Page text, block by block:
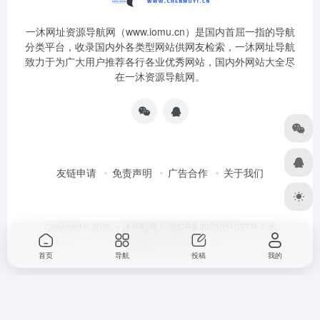
一沐网址资源导航网（www.iomu.cn）是国内首屈一指的导航
分类平台，收录国内外各类型网站供网友检索，一沐网址导航
致力于为广大用户推荐各行各业优秀网站，国内外网站大全尽
在一沐资源导航网。
友链申请 免责声明 广告合作 关于我们
OneNav 强力驱动
首页 导航 投稿 我的